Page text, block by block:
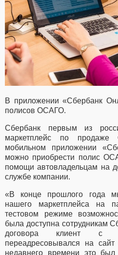
В приложении «Сбербанк
полисов ОСАГО.
Сбербанк первым из
маркетплейс по
мобильном приложении
можно приобрести полис
помощи автовладельцам на
службе компании.
«В конце прошлого года
нашего маркетплейса на
тестовом режиме
была доступна сотрудникам
договора клиент с
переадресовывался на
недавнего времени это